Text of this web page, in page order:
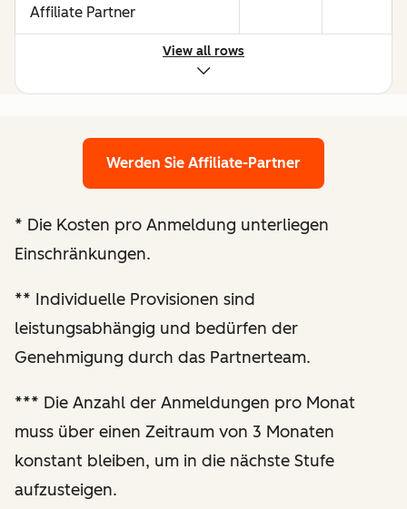
Affiliate Partner
Möglichkeiten, durch starke
Performance mehr zu
Optimierungsempfehlungen
Berichterstattung zur
Performance
Besprechungen mit einem
dedizierten Affiliate-
Manager
View all rows
Werden Sie Affiliate-Partner
* Die Kosten pro Anmeldung unterliegen
Einschränkungen.
** Individuelle Provisionen sind
leistungsabhängig und bedürfen der
Genehmigung durch das Partnerteam.
*** Die Anzahl der Anmeldungen pro Monat
muss über einen Zeitraum von 3 Monaten
konstant bleiben, um in die nächste Stufe
aufzusteigen.